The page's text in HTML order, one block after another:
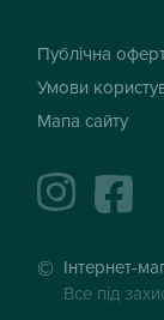
Публічна
Умови
Мапа сайту
instagram
Інтернет-
Все під